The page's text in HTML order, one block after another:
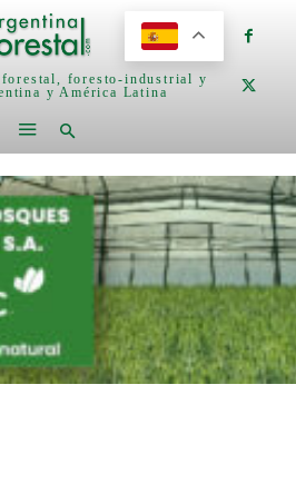
forestal, foresto-industrial y
y América Latina